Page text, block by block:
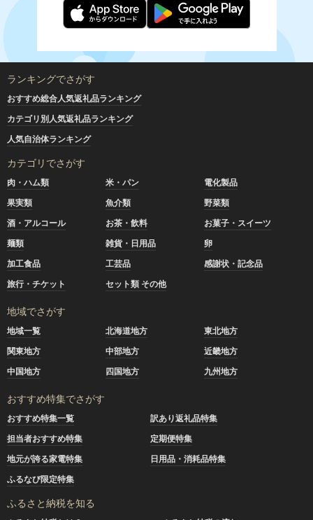
ランキングでさがす
おすすめ総合人気返礼品ランキング
カテゴリ別人気返礼品ランキング
人気自治体ランキング
カテゴリでさがす
肉・ハム類 米・パン
電化製品
果実類
魚介類
野菜類
酒・アルコール
お茶・飲料
お菓子・スイーツ
麺類
雑貨・日用品
卵
加工食品
工芸品
感謝状・記念品
旅行・チケット
セット類 その他
地域でさがす
地域一覧 北海道地方
東北地方
関東地方
中部地方
近畿地方
中国地方
四国地方 九州地方
おすすめ特集でさがす
おすすめ特集一覧
訳あり返礼品特集
担当者おすすめ特集
定期便特集
地元が誇る家電特集
日用品・消耗品特集
ふるなび限定特集
ふるさと納税を知る